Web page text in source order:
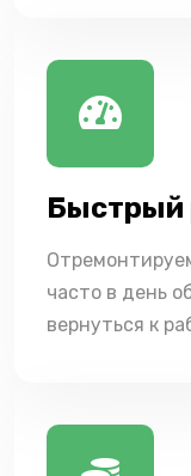
Быстрый
часто в день
вернуться к